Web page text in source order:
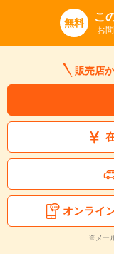
無料 こ
お
販売店
オンライ
※メー